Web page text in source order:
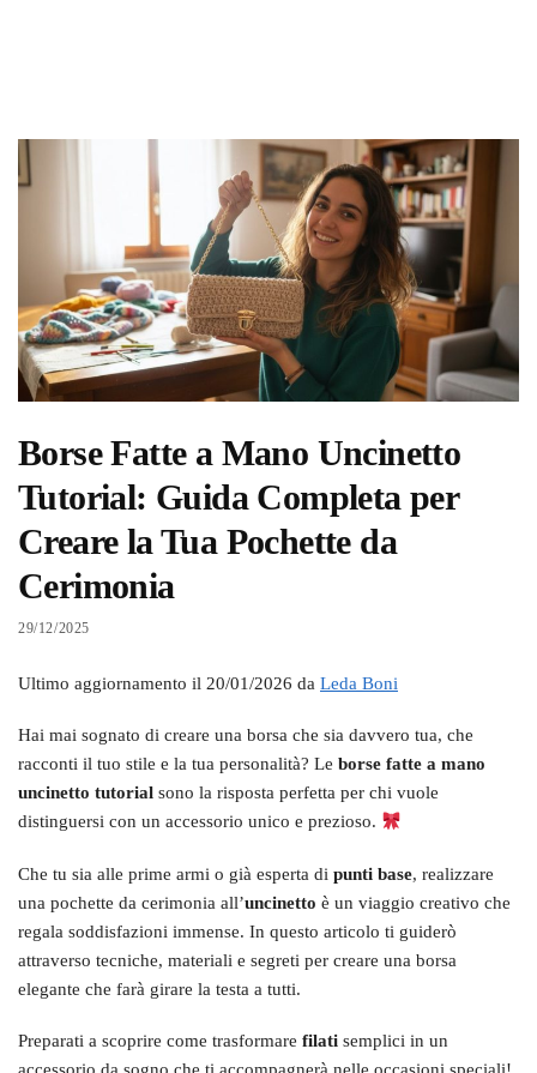
Borse Fatte a Mano Uncinetto
Tutorial: Guida Completa per
Creare la Tua Pochette da
Cerimonia
29/12/2025
Ultimo aggiornamento il 20/01/2026 da Leda Boni
Hai mai sognato di creare una borsa che sia davvero tua, che
racconti il tuo stile e la tua personalità? Le borse fatte a mano
uncinetto tutorial sono la risposta perfetta per chi vuole
distinguersi con un accessorio unico e prezioso.
Che tu sia alle prime armi o già esperta di punti base, realizzare
una pochette da cerimonia all’uncinetto è un viaggio creativo che
regala soddisfazioni immense. In questo articolo ti guiderò
attraverso tecniche, materiali e segreti per creare una borsa
elegante che farà girare la testa a tutti.
Preparati a scoprire come trasformare filati semplici in un